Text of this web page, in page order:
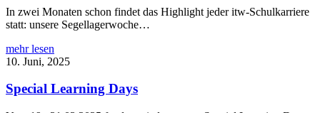
In zwei Monaten schon findet das Highlight jeder itw-Schulkarriere
statt: unsere Segellagerwoche…
mehr lesen
10. Juni, 2025
Special Learning Days